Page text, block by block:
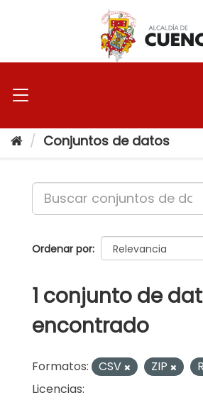
Conjuntos de datos
Ordenar por
1 conjunto de
encontrado
Formatos: CSV ZIP
Licencias: